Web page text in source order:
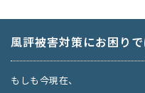
風評被害対策にお困り
もしも今現在、